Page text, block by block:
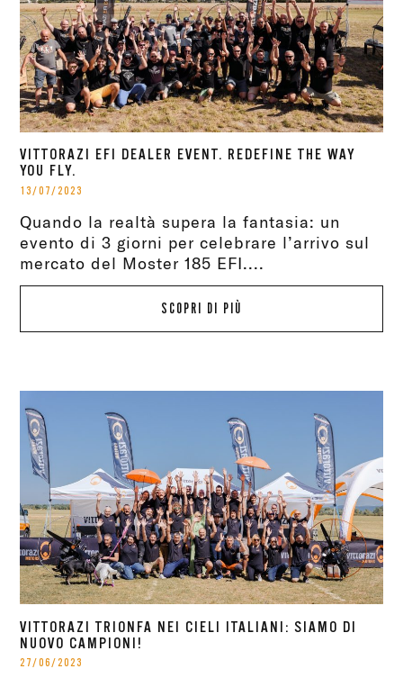
VITTORAZI EFI DEALER EVENT. REDEFINE THE WAY
YOU FLY.
13/07/2023
Quando la realtà supera la fantasia: un
evento di 3 giorni per celebrare l’arrivo sul
mercato del Moster 185 EFI....
SCOPRI DI PIÙ
VITTORAZI TRIONFA NEI CIELI ITALIANI: SIAMO DI
NUOVO CAMPIONI!
27/06/2023